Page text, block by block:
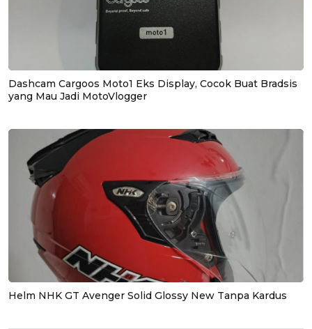
Dashcam Cargoos Moto1 Eks Display, Cocok Buat Bradsis
yang Mau Jadi MotoVlogger
Helm NHK GT Avenger Solid Glossy New Tanpa Kardus